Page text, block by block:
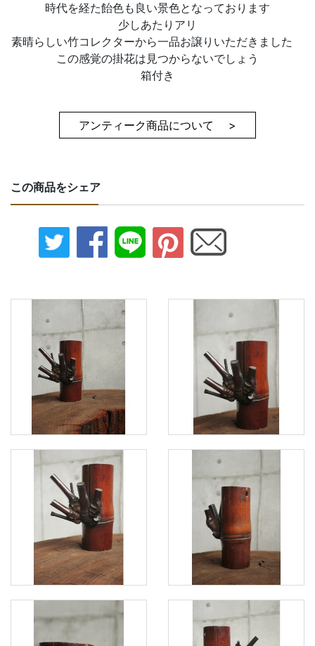
時代を経た飴色も良い景色となっております
少しあたりアリ
素晴らしい竹コレクターから一品お譲りいただきました
この感覚の掛花は見つからないでしょう
箱付き
アンティーク商品について >
この商品をシェア